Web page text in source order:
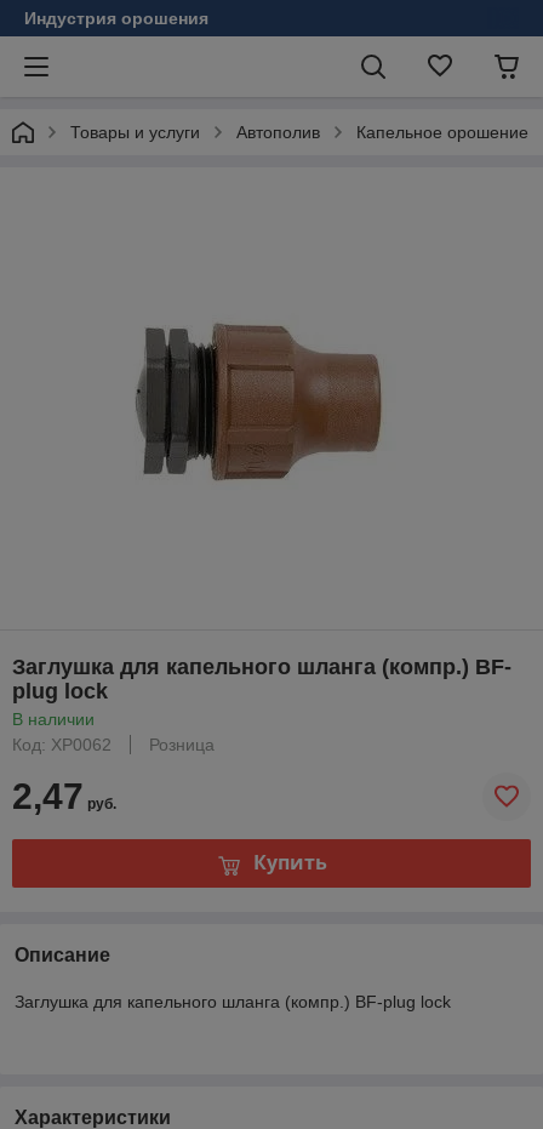
Индустрия орошения
Товары и услуги Автополив Капельное орошение
Заглушка для капельного шланга (компр.) BF-
plug lock
В наличии
Код: XP0062
Розница
2,47 руб.
Купить
Описание
Заглушка для капельного шланга (компр.) BF-plug lock
Характеристики